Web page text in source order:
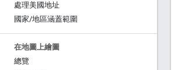
處理美國地址
國家/地區涵蓋範圍
在地圖上繪圖
總覽